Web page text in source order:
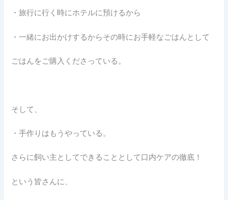
・旅行に行く時にホテルに預けるから
・一緒にお出かけするからその時にお手軽なごはんとして
ごはんをご購入くださっている。
そして、
・手作りはもうやっている。
さらに飼い主としてできることとして口内ケアの徹底！
という皆さんに、